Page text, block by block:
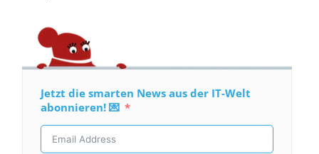
Jetzt die smarten News aus der IT-Welt
abonnieren! 💌